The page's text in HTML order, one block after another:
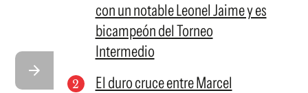
con un notable Leonel Jaime y es
bicampeón del Torneo
Intermedio
El duro cruce entre Marcel